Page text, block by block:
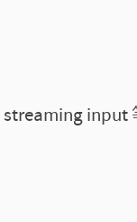
input